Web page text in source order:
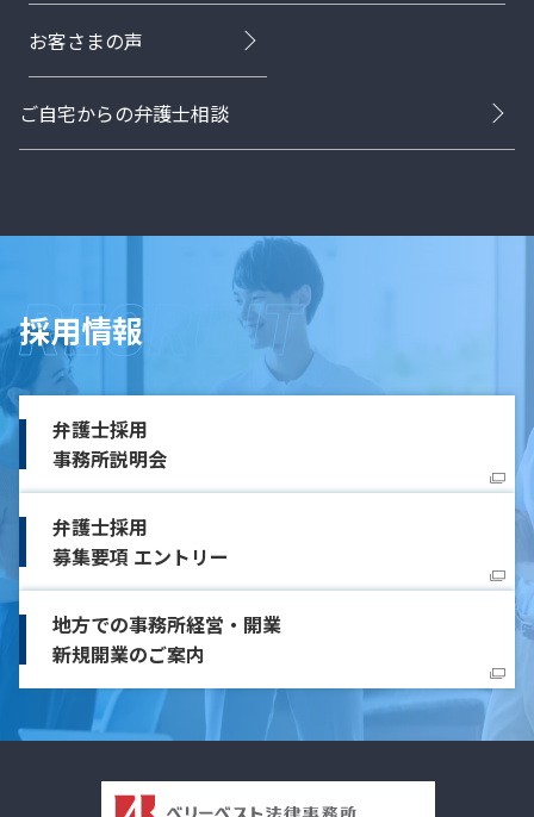
お客さまの声
ご自宅からの弁護士相談
採用情報
弁護士採用
事務所説明会
弁護士採用
募集要項 エントリー
地方での事務所経営・開業
新規開業のご案内